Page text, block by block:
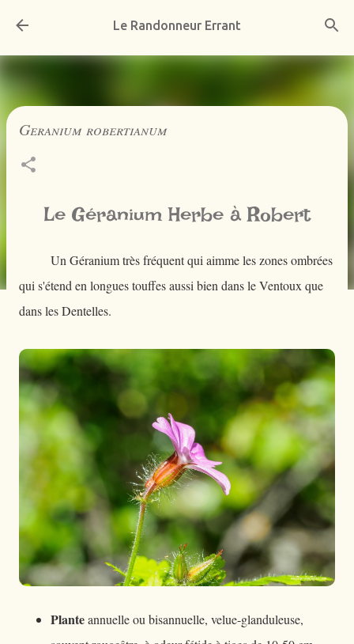
Accéder au contenu principal
Le Randonneur Errant
Geranium robertianum
Le Géranium Herbe à Robert
Un Géranium très fréquent qui aimme les zones ombrées
qui s'étend en longues touffes aussi bien dans le Ventoux que
dans les Dentelles.
Planteannuelle ou bisannuelle, velue-glanduleuse,